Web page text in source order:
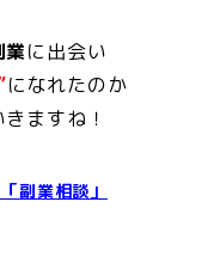
業に出会い
になれたのか
ますね！
副業相談」